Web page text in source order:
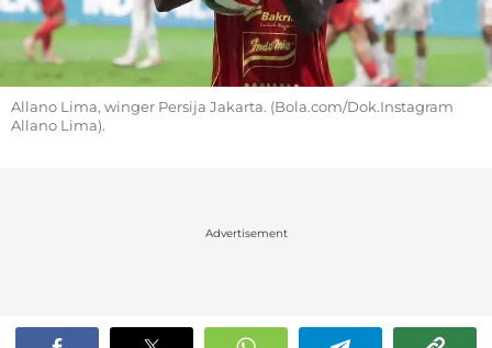
Allano Lima, winger Persija Jakarta. (Bola.com/Dok.Instagram
Allano Lima).
Advertisement